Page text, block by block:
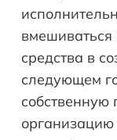
вмешиваться
средства в
следующем
собственную